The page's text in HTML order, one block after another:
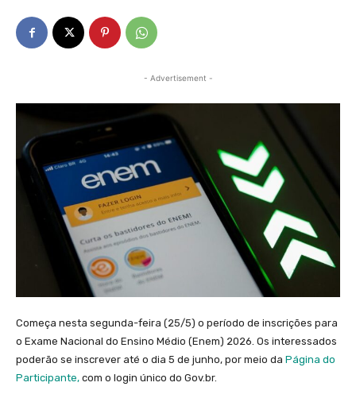
- Advertisement -
Começa nesta segunda-feira (25/5) o período de inscrições para
o Exame Nacional do Ensino Médio (Enem) 2026. Os interessados
poderão se inscrever até o dia 5 de junho, por meio da Página do
Participante, com o login único do Gov.br.